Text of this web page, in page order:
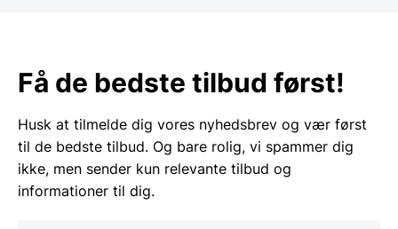
Få de bedste tilbud først!
Husk at tilmelde dig vores nyhedsbrev og vær først
til de bedste tilbud. Og bare rolig, vi spammer dig
ikke, men sender kun relevante tilbud og
informationer til dig.